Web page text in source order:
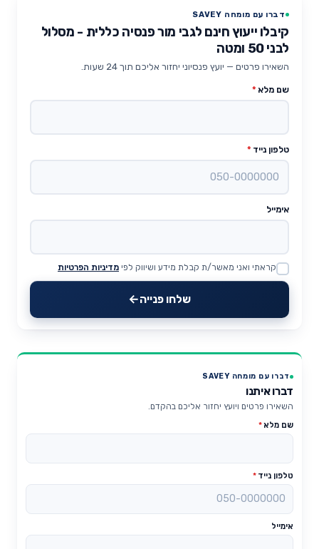
דברו עם מומחה SAVEY
קיבלו ייעוץ חינם לגבי מור פנסיה כללית - מסלול
לבני 50 ומטה
השאירו פרטים — יועץ פנסיוני יחזור אליכם תוך 24 שעות.
שם מלא *
טלפון נייד *
אימייל
Website
קראתי ואני מאשר/ת קבלת מידע ושיווק לפי מדיניות הפרטיות
שלחו פנייה
דברו עם מומחה SAVEY
דברו איתנו
השאירו פרטים ויועץ יחזור אליכם בהקדם.
שם מלא*
טלפון נייד *
אימייל